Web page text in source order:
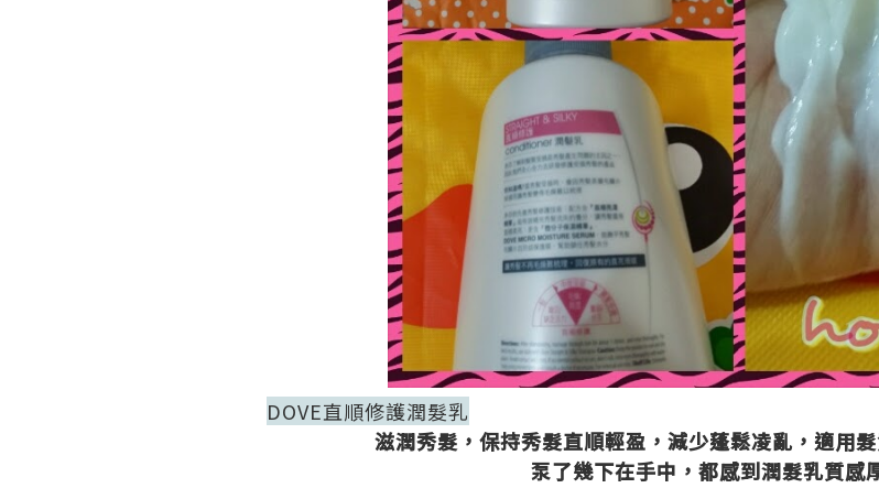
DOVE直順修護潤髮乳
滋潤秀髮，保持秀髮直順輕盈，減少蓬鬆凌亂， 適用
泵了幾下在手中，都感到潤髮乳質感